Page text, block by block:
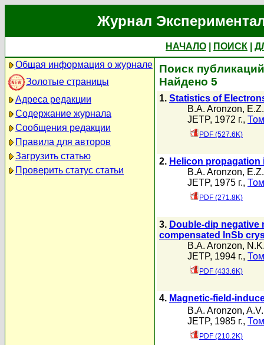
Журнал
НАЧАЛО ПОИСК
Общая информация о журнале
Золотые страницы
Адреса редакции
Содержание журнала
Сообщения редакции
Правила для авторов
Загрузить статью
Проверить статус статьи
Поиск
Найдено 5
1. Statistics of
B.A. Aronzon,
JETP, 1972 г.,
PDF (527.6K)
2. Helicon
B.A. Aronzon,
JETP, 1975 г.,
PDF (271.8K)
3. Double-dip
compensated lnSb
B.A. Aronzon,
JETP, 1994 г.,
PDF (433.6K)
4. Magnetic-field-
B.A. Aronzon,
JETP, 1985 г.,
PDF (210.2K)